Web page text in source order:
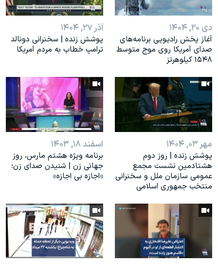
همایش محافظه‌کاران آمریکا «سی‌پک»
صفحه‌های ویژه
دی ۲۰, ۱۴۰۴
آغاز پخش رادیویی برنامه‌های
صدای آمریکا روی موج متوسط
۱۵۴۸ کیلوهرتز
آذر ۲۷, ۱۴۰۴
پوشش زنده | سخنرانی دونالد
ترامپ خطاب به مردم آمریکا
مهر ۰۳, ۱۴۰۴
پوشش زنده | روز دوم
هشتادمین نشست مجمع
عمومی سازمان ملل و سخنرانی
منتخب جمهوری اسلامی
اسفند ۱۸, ۱۴۰۳
برنامه ویژه هشتم مارس، روز
جهانی زن | شنیدن صدای زن؛
«اجازه بی اجازه»